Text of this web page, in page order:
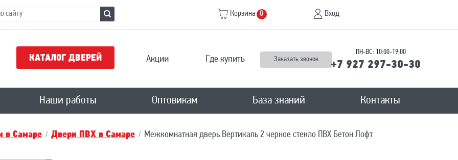
Корзина 0 Вход
КАТАЛОГ ДВЕРЕЙ Акции Где купить Заказать звонок
ПН-ВС: 10:00-19:00
+7 927 297-30-30
Наши работы Оптовикам База знаний Контакты
в Самаре Двери ПВХ в Самаре Межкомнатная дверь Вертикаль 2 черное стекло ПВХ Бетон Лофт